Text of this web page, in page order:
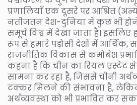
प्रणालियाँ एक दूसरे पर आश्रित
नतीजतन देश-दुनिया में कुछ भी
समूचे विश्व में देखा जाता है। इसलिए
रूप से हमारे पड़ोसी देशों में आर्थिक,
राजनीतिक विकास से कमोबेश
कहना है कि चीन का रियल एस्टेट
सामना कर रहा है, जिससे चीनी
टक्कर मिलने की संभावना है,
अर्थव्यवस्था को भी प्रभावित कर